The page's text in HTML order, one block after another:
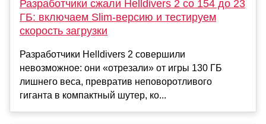
Разработчики сжали Helldivers 2 со 154 до 23
ГБ: включаем Slim-версию и тестируем
скорость загрузки
Разработчики Helldivers 2 совершили
невозможное: они «отрезали» от игры 130 ГБ
лишнего веса, превратив неповоротливого
гиганта в компактный шутер, ко...